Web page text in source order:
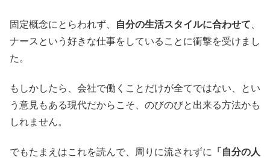
固定概念にとらわれず、 自分の生活スタイルに合わせて
ナースという好きな仕事をしていることに衝撃を受けまし
た。
もしかしたら、会社で働くことだけが全てではない、とい
う意見もある現代だからこそ、のびのびと出来る方法かも
しれません。
でもたまえはこれを読んで、周りに流されずに
「自分の人